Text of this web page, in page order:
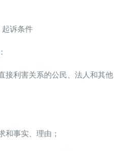
起诉条件
接利害关系的公民、法人和其他
和事实、理由；